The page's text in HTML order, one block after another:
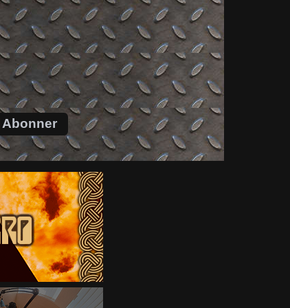
Abonner